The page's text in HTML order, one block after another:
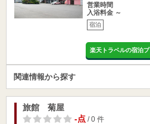
営業時間
入浴料金 ～
宿泊
楽天トラベルの宿泊
関連情報から探す
旅館 菊屋
-点/ 0 件